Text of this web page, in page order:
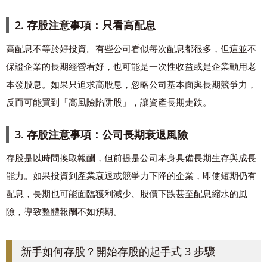
2. 存股注意事項：只看高配息
高配息不等於好投資。有些公司看似每次配息都很多，但這並不
保證企業的長期經營看好，也可能是一次性收益或是企業動用老
本發股息。如果只追求高股息，忽略公司基本面與長期競爭力，
反而可能買到「高風險陷阱股」，讓資產長期走跌。
3. 存股注意事項：公司長期衰退風險
存股是以時間換取報酬，但前提是公司本身具備長期生存與成長
能力。如果投資到產業衰退或競爭力下降的企業，即使短期仍有
配息，長期也可能面臨獲利減少、股價下跌甚至配息縮水的風
險，導致整體報酬不如預期。
新手如何存股？開始存股的起手式 3 步驟